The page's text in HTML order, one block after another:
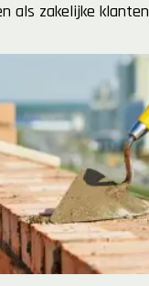
als zakelijke klanten